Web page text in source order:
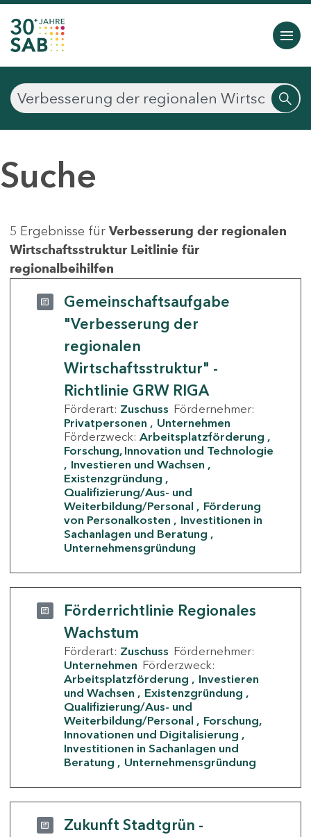
Suche
5 Ergebnisse für Verbesserung der regionalen
Wirtschaftsstruktur Leitlinie für
regionalbeihilfen
Gemeinschaftsaufgabe
"Verbesserung der
regionalen
Wirtschaftsstruktur" -
Richtlinie GRW RIGA
Förderart: Zuschuss Fördernehmer:
Privatpersonen
Unternehmen
Förderzweck: Arbeitsplatzförderung
Forschung, Innovation und Technologie
Investieren und Wachsen
Existenzgründung
Qualifizierung/Aus- und
Weiterbildung/Personal
Förderung
von Personalkosten
Investitionen in
Sachanlagen und Beratung
Unternehmensgründung
Förderrichtlinie Regionales
Wachstum
Förderart: Zuschuss Fördernehmer:
Unternehmen Förderzweck:
Arbeitsplatzförderung
Investieren
und Wachsen
Existenzgründung
Qualifizierung/Aus- und
Weiterbildung/Personal
Forschung,
Innovationen und Digitalisierung
Investitionen in Sachanlagen und
Beratung
Unternehmensgründung
Zukunft Stadtgrün -